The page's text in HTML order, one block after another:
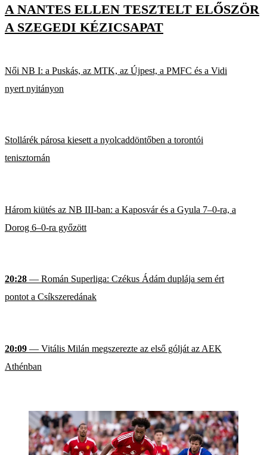
A NANTES ELLEN TESZTELT ELŐSZÖR
A SZEGEDI KÉZICSAPAT
Női NB I: a Puskás, az MTK, az Újpest, a PMFC és a Vidi
nyert nyitányon
Stollárék párosa kiesett a nyolcaddöntőben a torontói
tenisztornán
Három kiütés az NB III-ban: a Kaposvár és a Gyula 7–0-ra, a
Dorog 6–0-ra győzött
20:28 — Román Superliga: Czékus Ádám duplája sem ért
pontot a Csíkszeredának
20:09 — Vitális Milán megszerezte az első gólját az AEK
Athénban